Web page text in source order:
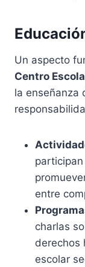
Un aspecto
Centro
la enseñanza
entre
charlas
derechos
escolar